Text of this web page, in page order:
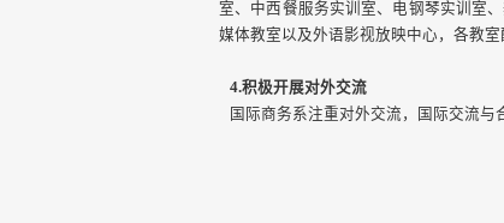
室、中西餐服务实训室、电钢琴实训室
媒体教室以及外语影视放映中心，各教
4.积极开展对外交流
国际商务系注重对外交流，国际交流与